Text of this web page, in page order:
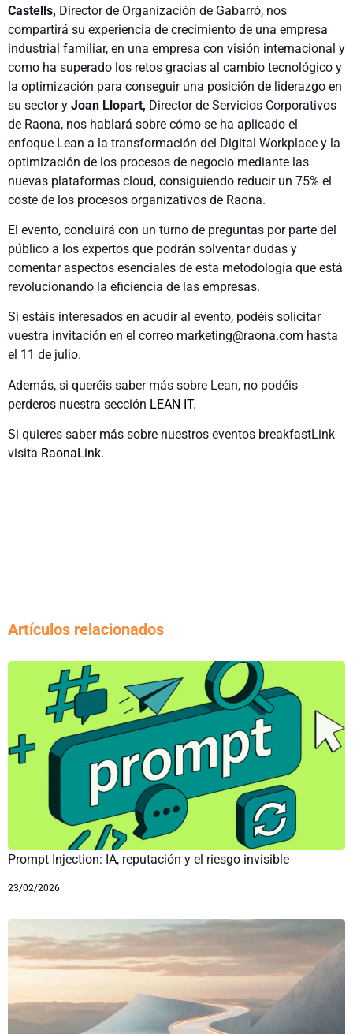
Castells, Director de Organización de Gabarró, nos
compartirá su experiencia de crecimiento de una empresa
industrial familiar, en una empresa con visión internacional y
como ha superado los retos gracias al cambio tecnológico y
la optimización para conseguir una posición de liderazgo en
su sector y Joan Llopart, Director de Servicios Corporativos
de Raona, nos hablará sobre cómo se ha aplicado el
enfoque Lean a la transformación del Digital Workplace y la
optimización de los procesos de negocio mediante las
nuevas plataformas cloud, consiguiendo reducir un 75% el
coste de los procesos organizativos de Raona.
El evento, concluirá con un turno de preguntas por parte del
público a los expertos que podrán solventar dudas y
comentar aspectos esenciales de esta metodología que está
revolucionando la eficiencia de las empresas.
Si estáis interesados en acudir al evento, podéis solicitar
vuestra invitación en el correo marketing@raona.com hasta
el 11 de julio.
Además, si queréis saber más sobre Lean, no podéis
perderos nuestra sección LEAN IT.
Si quieres saber más sobre nuestros eventos breakfastLink
visita RaonaLink.
Artículos relacionados
Prompt Injection: IA, reputación y el riesgo invisible
23/02/2026